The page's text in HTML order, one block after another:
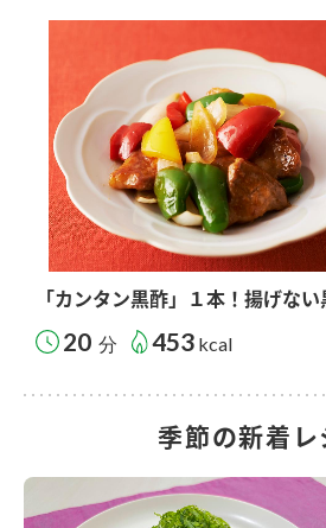
「カンタン黒酢」１本！揚げな
20 分 453 kcal
季節の新着レ